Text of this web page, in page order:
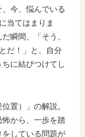
今、悩んでいる
当てはまりま
瞬間、「そう、
だ！」と、自分
に結びつけてし
置）」の解説。
怖から、一歩を踏
している問題が